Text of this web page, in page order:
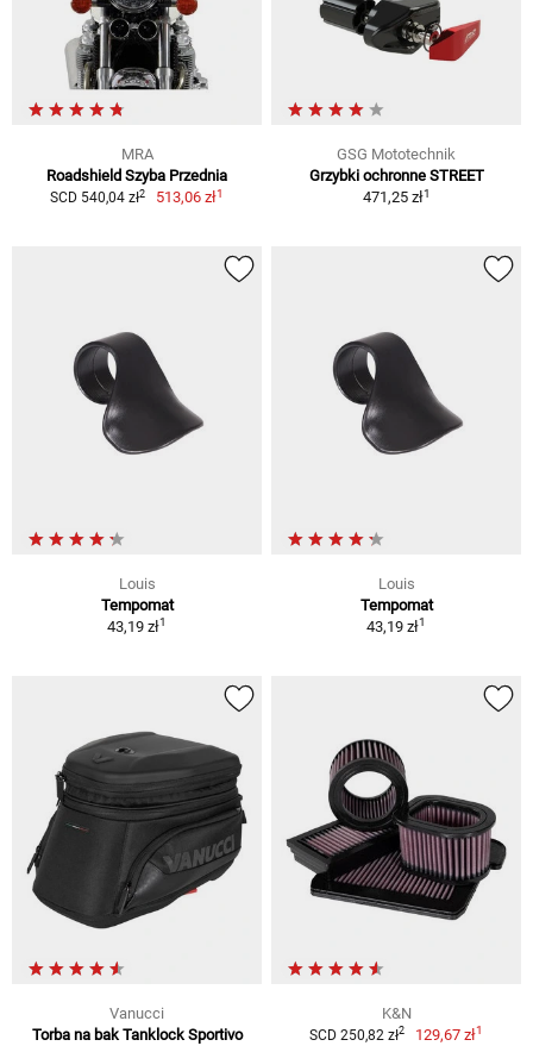
MRA
Roadshield Szyba Przednia
SCD 540,04 zł2 513,06 zł1
GSG Mototechnik
Grzybki ochronne STREET
471,25 zł1
Louis
Tempomat
43,19 zł1
Louis
Tempomat
43,19 zł1
Vanucci
Torba na bak Tanklock Sportivo
K&N
SCD 250,82 zł2 129,67 zł1